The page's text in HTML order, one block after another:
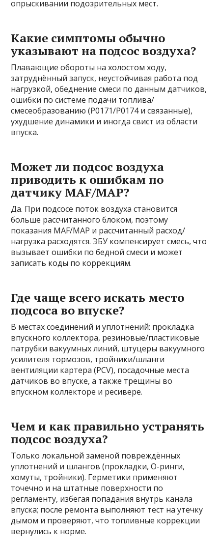
опрыскивании подозрительных мест.
Какие симптомы обычно
указывают на подсос воздуха?
Плавающие обороты на холостом ходу,
затруднённый запуск, неустойчивая работа под
нагрузкой, обеднение смеси по данным датчиков,
ошибки по системе подачи топлива/
смесеобразованию (P0171/P0174 и связанные),
ухудшение динамики и иногда свист из области
впуска.
Может ли подсос воздуха
приводить к ошибкам по
датчику MAF/MAP?
Да. При подсосе поток воздуха становится
больше рассчитанного блоком, поэтому
показания MAF/MAP и рассчитанный расход/
нагрузка расходятся. ЭБУ компенсирует смесь, что
вызывает ошибки по бедной смеси и может
записать коды по коррекциям.
Где чаще всего искать место
подсоса во впуске?
В местах соединений и уплотнений: прокладка
впускного коллектора, резиновые/пластиковые
патрубки вакуумных линий, штуцеры вакуумного
усилителя тормозов, тройники/шланги
вентиляции картера (PCV), посадочные места
датчиков во впуске, а также трещины во
впускном коллекторе и ресивере.
Чем и как правильно устранять
подсос воздуха?
Только локальной заменой повреждённых
уплотнений и шлангов (прокладки, О-ринги,
хомуты, тройники). Герметики применяют
точечно и на штатные поверхности по
регламенту, избегая попадания внутрь канала
впуска; после ремонта выполняют тест на утечку
дымом и проверяют, что топливные коррекции
вернулись к норме.